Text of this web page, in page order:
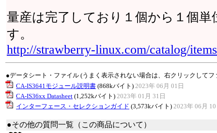
量産は完了しており１個から１個
す。
http://strawberry-linux.com/catalog/
●データシート・ファイル (うまく表示されない場合は、右クリックして
CA-IS3641モジュール説明書 (868kバイト) 2023年 06月 01日
CA-IS36xx Datasheet (1,252kバイト) 2023年 01月 31日
インターフェース・セレクションガイド (3,573kバイト) 2023年 06月
●その他の質問一覧（この商品について）